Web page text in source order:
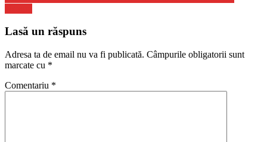
Lasă un răspuns
Adresa ta de email nu va fi publicată. Câmpurile obligatorii sunt
marcate cu *
Comentariu *